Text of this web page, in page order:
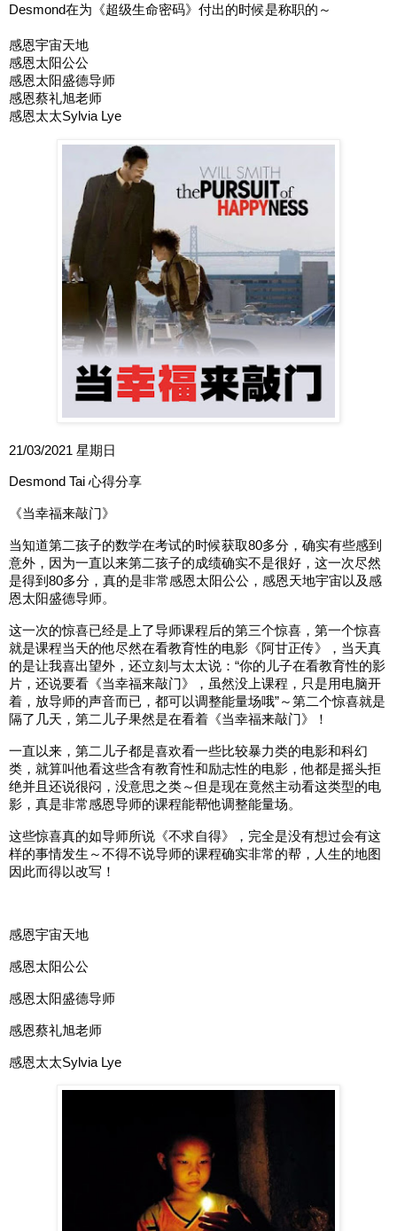
Desmond在为《超级生命密码》付出的时候是称职的～
感恩宇宙天地
感恩太阳公公
感恩太阳盛德导师
感恩蔡礼旭老师
感恩太太Sylvia Lye
21/03/2021 星期日
Desmond Tai 心得分享
《当幸福来敲门》
当知道第二孩子的数学在考试的时候获取80多分，确实有些感到
意外，因为一直以来第二孩子的成绩确实不是很好，这一次尽然
是得到80多分，真的是非常感恩太阳公公，感恩天地宇宙以及感
恩太阳盛德导师。
这一次的惊喜已经是上了导师课程后的第三个惊喜，第一个惊喜
就是课程当天的他尽然在看教育性的电影《阿甘正传》，当天真
的是让我喜出望外，还立刻与太太说：“你的儿子在看教育性的影
片，还说要看《当幸福来敲门》，虽然没上课程，只是用电脑开
着，放导师的声音而已，都可以调整能量场哦”～第二个惊喜就是
隔了几天，第二儿子果然是在看着《当幸福来敲门》！
一直以来，第二儿子都是喜欢看一些比较暴力类的电影和科幻
类，就算叫他看这些含有教育性和励志性的电影，他都是摇头拒
绝并且还说很闷，没意思之类～但是现在竟然主动看这类型的电
影，真是非常感恩导师的课程能帮他调整能量场。
这些惊喜真的如导师所说《不求自得》，完全是没有想过会有这
样的事情发生～不得不说导师的课程确实非常的帮，人生的地图
因此而得以改写！
感恩宇宙天地
感恩太阳公公
感恩太阳盛德导师
感恩蔡礼旭老师
感恩太太Sylvia Lye